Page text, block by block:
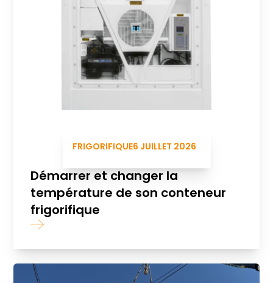
FRIGORIFIQUE6 JUILLET 2026
Démarrer et changer la
température de son conteneur
frigorifique